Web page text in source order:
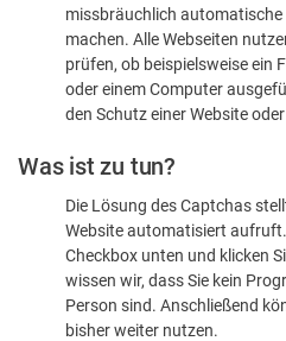
dass
sind
missbräuchlich automatische
machen. Alle Webseiten
prüfen, ob beispielsweise ein
oder einem Computer
den Schutz einer Website
Was ist zu tun?
Die Lösung des Captchas
Website automatisiert
Checkbox unten und klicken
wissen wir, dass Sie kein
Person sind. Anschließend
bisher weiter nutzen.